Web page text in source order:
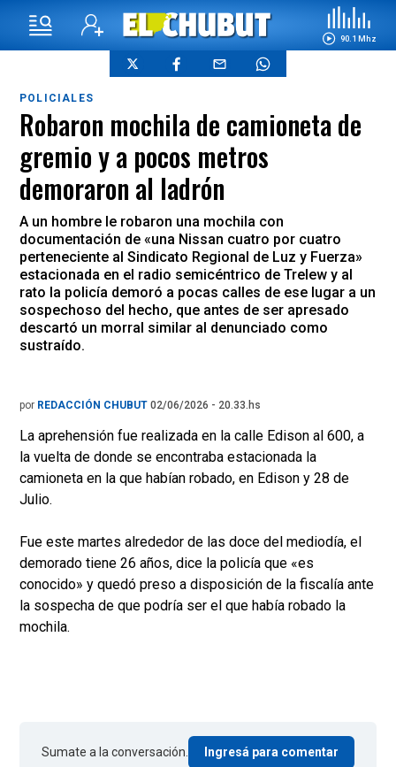
90.1 Mhz
POLICIALES
Robaron mochila de camioneta de
gremio y a pocos metros
demoraron al ladrón
A un hombre le robaron una mochila con
documentación de «una Nissan cuatro por cuatro
perteneciente al Sindicato Regional de Luz y Fuerza»
estacionada en el radio semicéntrico de Trelew y al
rato la policía demoró a pocas calles de ese lugar a un
sospechoso del hecho, que antes de ser apresado
descartó un morral similar al denunciado como
sustraído.
por REDACCIÓN CHUBUT 02/06/2026 - 20.33.hs
La aprehensión fue realizada en la calle Edison al 600, a
la vuelta de donde se encontraba estacionada la
camioneta en la que habían robado, en Edison y 28 de
Julio.
Fue este martes alrededor de las doce del mediodía, el
demorado tiene 26 años, dice la policía que «es
conocido» y quedó preso a disposición de la fiscalía ante
la sospecha de que podría ser el que había robado la
mochila.
Sumate a la conversación. Ingresá para comentar